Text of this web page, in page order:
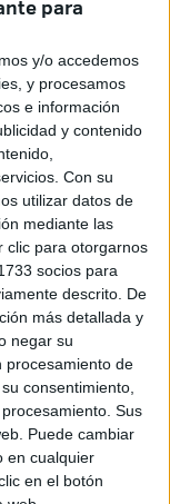
para
y/o accedemos
y procesamos
e información
y contenido
Con su
utilizar datos de
mediante las
clic para otorgarnos
socios para
descrito. De
más detallada y
negar su
procesamiento de
consentimiento,
Sus
Puede cambiar
en cualquier
en el botón
de plata
encarnizado
canales:
LALIGA TV
comoOrange,
su Pack
los partidos en
1, 2, 3.